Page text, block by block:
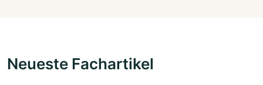
Neueste Fachartikel